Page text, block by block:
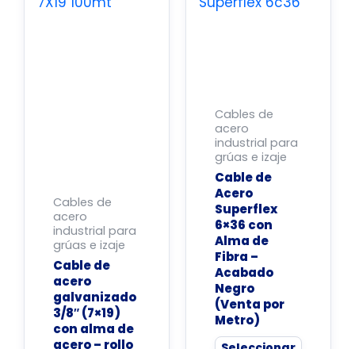
Cables de
acero
industrial para
grúas e izaje
Cable de
acero
galvanizado
3/8″ (7×19)
con alma de
acero – rollo
Cables de
acero
industrial para
grúas e izaje
Cable de
Acero
Superflex
6×36 con
Alma de
Fibra –
Acabado
Negro
(Venta por
Metro)
múltiples
pueden
elegir
en
la
página
de
producto